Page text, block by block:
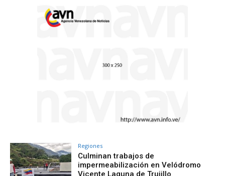
Regiones
Culminan trabajos de
impermeabilización en Velódromo
Vicente Laguna de Trujillo